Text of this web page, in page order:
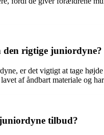
rigtige juniordyne?
er det vigtigt at tage
af åndbart materiale og
tilbud?